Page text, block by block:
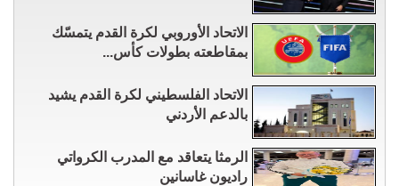
الاتحاد الأوروبي لكرة القدم يتمسّك
بمقاطعته بطولات كأس...
الاتحاد الفلسطيني لكرة القدم يشيد
بالدعم الأردني
الرمثا يتعاقد مع المدرب الكرواتي
راديون غاسانين